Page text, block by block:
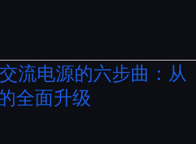
流电源的六步曲：从
全面升级